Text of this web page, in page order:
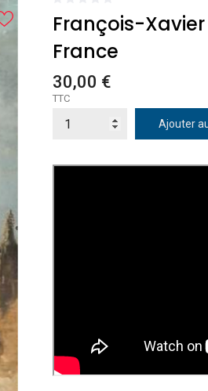
François-
France
30,00 €
TTC
Ajouter